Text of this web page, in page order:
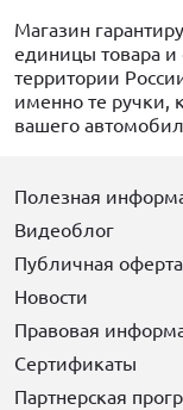
Магазин
единицы товара и
территории
именно те ручки,
вашего
Полезная
Видеоблог
Публичная оферта
Новости
Правовая
Сертификаты
Партнерская